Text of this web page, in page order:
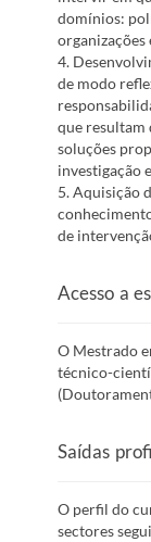
domínios:
organizações
4.
de modo
que resultam
soluções
investigação
5. Aquisição
de
Acesso a
O Mestrado
técnico-
Saídas
O perfil do
sectores